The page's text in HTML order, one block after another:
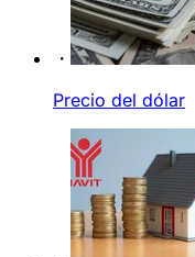
Precio del dólar